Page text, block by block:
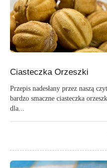
Ciasteczka Orzeszki
Przepis nadesłany przez naszą
bardzo smaczne ciasteczka
dla...